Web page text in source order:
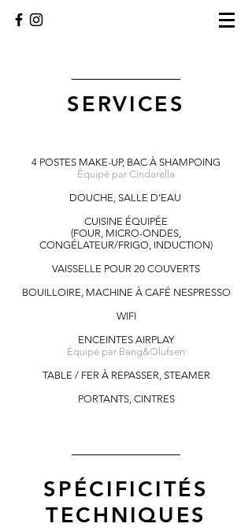
SERVICES
4 POSTES MAKE-UP, BAC À SHAMPOING
Équipé par Cindarella
DOUCHE, SALLE D’EAU
CUISINE ÉQUIPÉE
(FOUR, MICRO-ONDES,
CONGÉLATEUR/FRIGO, INDUCTION)
VAISSELLE POUR 20 COUVERTS
BOUILLOIRE, MACHINE À CAFÉ NESPRESSO
WIFI
ENCEINTES AIRPLAY
Équipé par Bang&Olufsen
TABLE / FER À REPASSER, STEAMER
PORTANTS, CINTRES
SPÉCIFICITÉS
TECHNIQUES